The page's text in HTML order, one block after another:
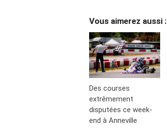
Vous aimerez aussi :
Des courses
extrêmement
disputées ce week-
end à Anneville